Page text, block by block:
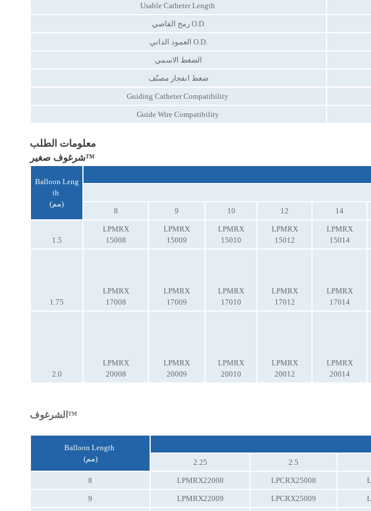
Usable Catheter Length
رمح القاصي O.D.
العمود الداني O.D.
الضغط الاسمي
ضغط انفجار مصنّف
Guiding Catheter Compatibility
Guide Wire Compatibility
معلومات الطلب
شرغوف صغير™
Balloon Leng
th
(مم)
8 9 10 12 14
1.5
LPMRX
15008
LPMRX
15009
LPMRX
15010
LPMRX
15012
LPMRX
15014
1.75
LPMRX
17008
LPMRX
17009
LPMRX
17010
LPMRX
17012
LPMRX
17014
2.0
LPMRX
20008
LPMRX
20009
LPMRX
20010
LPMRX
20012
LPMRX
20014
الشرغوف™
Balloon Length
(مم)
2.25 2.5
8 LPMRX22008 LPCRX25008
9 LPMRX22009 LPCRX25009